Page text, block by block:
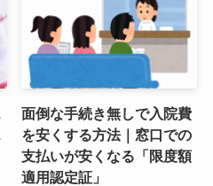
面倒な手続き無しで入院費
を安くする方法｜窓口での
支払いが安くなる「限度額
適用認定証」